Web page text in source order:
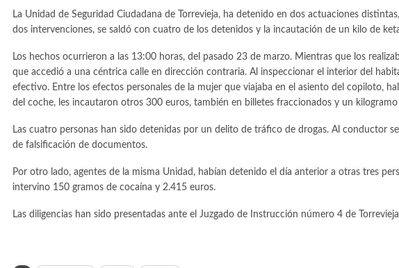
La Unidad de Seguridad Ciudadana de Torrevieja, ha detenido en dos actuaciones
dos intervenciones, se saldó con cuatro de los detenidos y la incautación de un kilo de
Los hechos ocurrieron a las 13:00 horas, del pasado 23 de marzo. Mientras que los
que accedió a una céntrica calle en dirección contraria. Al inspeccionar el interior del
efectivo. Entre los efectos personales de la mujer que viajaba en el asiento del copiloto,
del coche, les incautaron otros 300 euros, también en billetes fraccionados y un
Las cuatro personas han sido detenidas por un delito de tráfico de drogas. Al
de falsificación de documentos.
Por otro lado, agentes de la misma Unidad, habían detenido el día anterior a otras tres
intervino 150 gramos de cocaína y 2.415 euros.
Las diligencias han sido presentadas ante el Juzgado de Instrucción número 4 de